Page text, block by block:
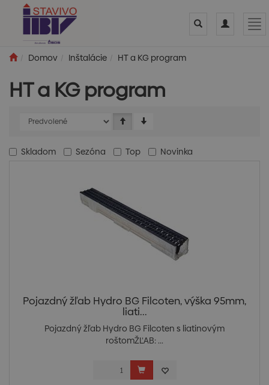
Toggle
Toggle
Domov
Inštalácie HT a KG program
HT a KG program
Skladom Sezóna Top Novinka
Pojazdný žľab Hydro BG Filcoten, výška 95mm,
liati...
Pojazdný žľab Hydro BG Filcoten s liatinovým
roštomŽĽAB: ...